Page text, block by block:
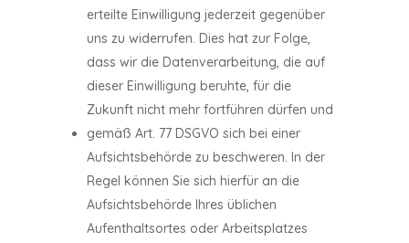
erteilte Einwilligung jederzeit gegenüber
uns zu widerrufen. Dies hat zur Folge,
dass wir die Datenverarbeitung, die auf
dieser Einwilligung beruhte, für die
Zukunft nicht mehr fortführen dürfen und
gemäß Art. 77 DSGVO sich bei einer
Aufsichtsbehörde zu beschweren. In der
Regel können Sie sich hierfür an die
Aufsichtsbehörde Ihres üblichen
Aufenthaltsortes oder Arbeitsplatzes